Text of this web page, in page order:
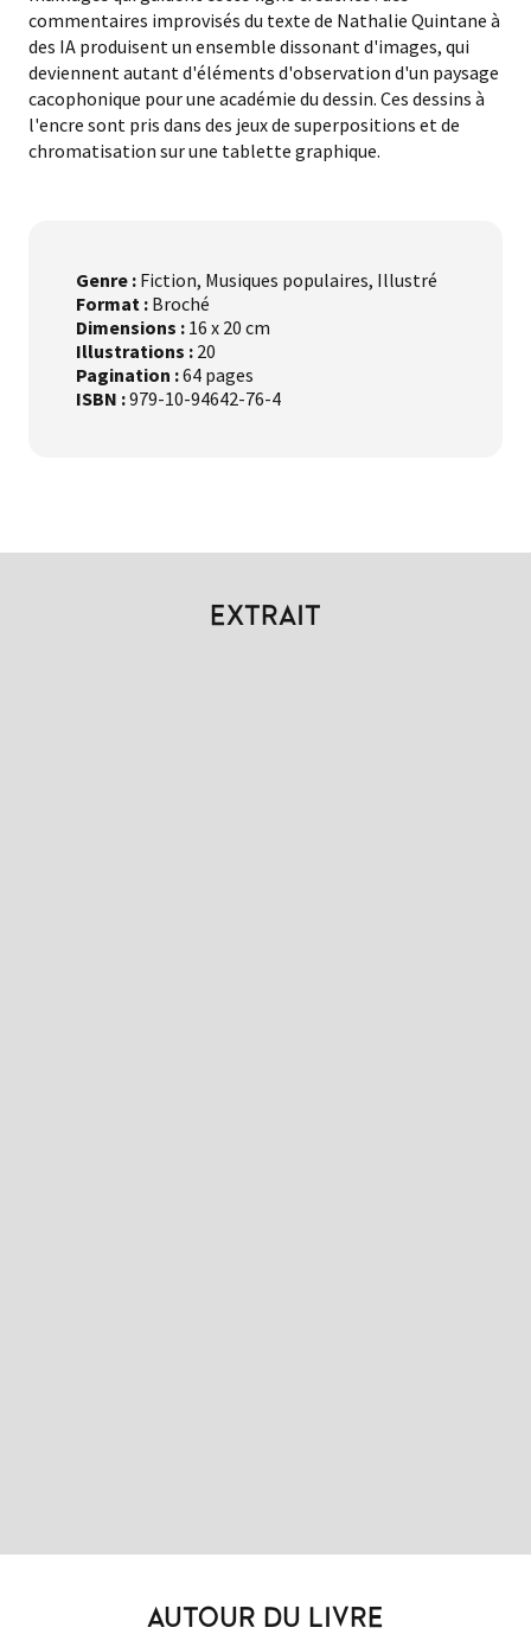
commentaires improvisés du texte de Nathalie Quintane à
des IA produisent un ensemble dissonant d'images, qui
deviennent autant d'éléments d'observation d'un paysage
cacophonique pour une académie du dessin. Ces dessins à
l'encre sont pris dans des jeux de superpositions et de
chromatisation sur une tablette graphique.
Genre : Fiction, Musiques populaires, Illustré
Format : Broché
Dimensions : 16 x 20 cm
Illustrations : 20
Pagination :64 pages
ISBN :979-10-94642-76-4
EXTRAIT
AUTOUR DU LIVRE